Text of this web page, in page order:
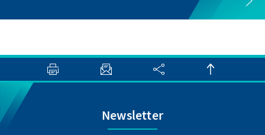
Newsletter